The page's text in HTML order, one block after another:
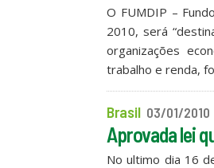
O FUMDIP –
2010, será
organizações
trabalho e renda,
Brasil 03/01/2010
Aprovada lei
No ultimo dia 16